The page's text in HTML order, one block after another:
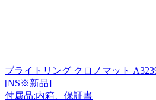
ブライトリング クロノマット
[NS※新品]
付属品:内箱、保証書